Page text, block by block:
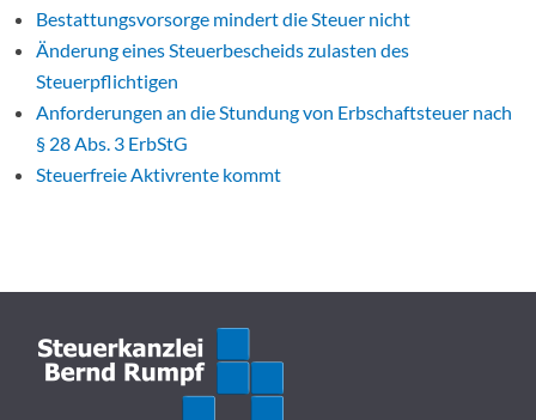
Bestattungsvorsorge mindert die Steuer nicht
Änderung eines Steuerbescheids zulasten des
Steuerpflichtigen
Anforderungen an die Stundung von Erbschaftsteuer nach
§ 28 Abs. 3 ErbStG
Steuerfreie Aktivrente kommt